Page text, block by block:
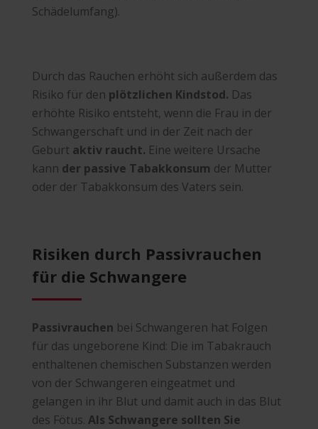
Schädelumfang).
Durch das Rauchen erhöht sich außerdem das
Risiko für den plötzlichen Kindstod. Das
erhöhte Risiko entsteht, wenn die Frau in der
Schwangerschaft und in der Zeit nach der
Geburt aktiv raucht. Eine weitere Ursache
kann der passive Tabakkonsum der Mutter
oder der Tabakkonsum des Vaters sein.
Risiken durch Passivrauchen
für die Schwangere
Passivrauchen bei Schwangeren hat Folgen
für das ungeborene Kind: Die im Tabakrauch
enthaltenen chemischen Substanzen werden
von der Schwangeren eingeatmet und
gelangen in ihr Blut und damit auch in das Blut
des Fötus. Als Schwangere sollten Sie